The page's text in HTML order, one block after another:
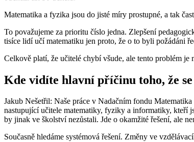
Matematika a fyzika jsou do jisté míry prostupné, a tak
To považujeme za prioritu číslo jedna. Zlepšení
tisíce lidí učí matematiku jen proto, že o to byli požádáni
Celkově platí, že učitelé chybí všude, ale tento problém
Kde vidíte hlavní příčinu toho, že
Jakub Nešetřil: Naše práce v Nadačním fondu
nastupující učitele matematiky, fyziky a informatiky, kteří
by jinak ve školství nezůstali. Jde o okamžité řešení, ale
Současně hledáme systémová řešení. Změny ve